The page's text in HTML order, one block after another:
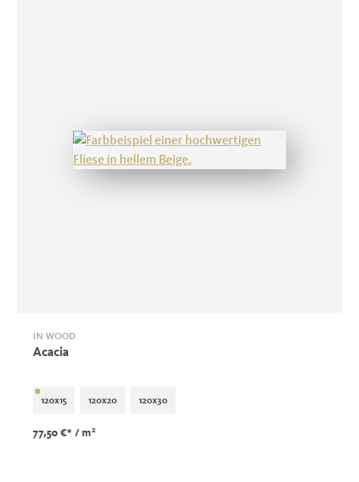
IN WOOD
Acacia
120x15 120x20 120x30
77,50 €* / m2